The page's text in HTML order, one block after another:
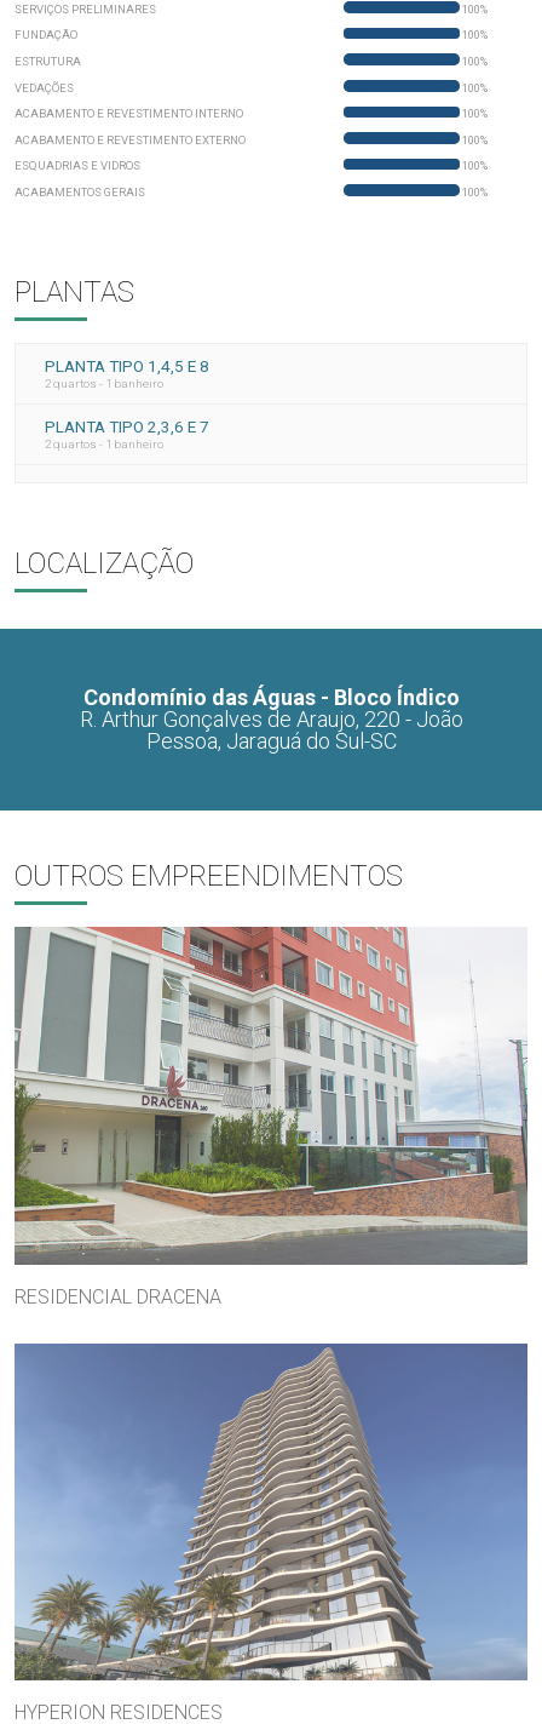
SERVIÇOS PRELIMINARES
100%
FUNDAÇÃO
100%
ESTRUTURA
100%
VEDAÇÕES
100%
ACABAMENTO E REVESTIMENTO INTERNO
100%
ACABAMENTO E REVESTIMENTO EXTERNO
100%
ESQUADRIAS E VIDROS
100%
ACABAMENTOS GERAIS
100%
PLANTAS
PLANTA TIPO 1,4,5 E 8
2 quartos - 1 banheiro
PLANTA TIPO 2,3,6 E 7
2 quartos - 1 banheiro
LOCALIZAÇÃO
Condomínio das Águas - Bloco Índico
R. Arthur Gonçalves de Araujo, 220 - João
Pessoa, Jaraguá do Sul-SC
OUTROS EMPREENDIMENTOS
RESIDENCIAL DRACENA
HYPERION RESIDENCES